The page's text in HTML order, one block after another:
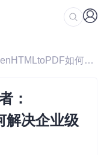
/ HTML转PDF技术革新者：OpenHTMLtoPDF如何解决企业级文档生成痛点
：
解决企业级